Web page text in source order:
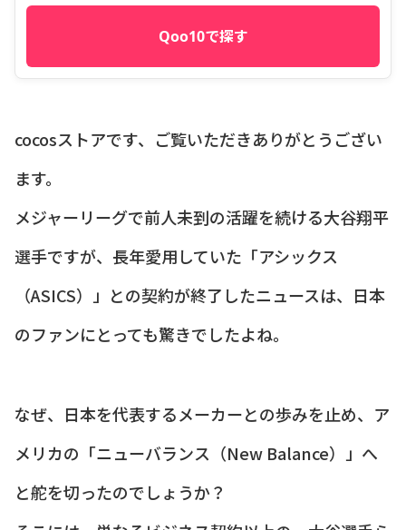
Qoo10で探す
cocosストアです、ご覧いただきありがとうござい
ます。
メジャーリーグで前人未到の活躍を続ける大谷翔平
選手ですが、長年愛用していた「アシックス
（ASICS）」との契約が終了したニュースは、日本
のファンにとっても驚きでしたよね。
なぜ、日本を代表するメーカーとの歩みを止め、ア
メリカの「ニューバランス（New Balance）」へ
と舵を切ったのでしょうか？